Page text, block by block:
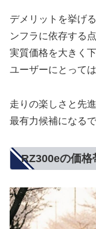
デメリットを挙げ
ンフラに依存する
実質価格を大きく
ユーザーにとって
走りの楽しさと先
最有力候補になるで
RZ300eの価格